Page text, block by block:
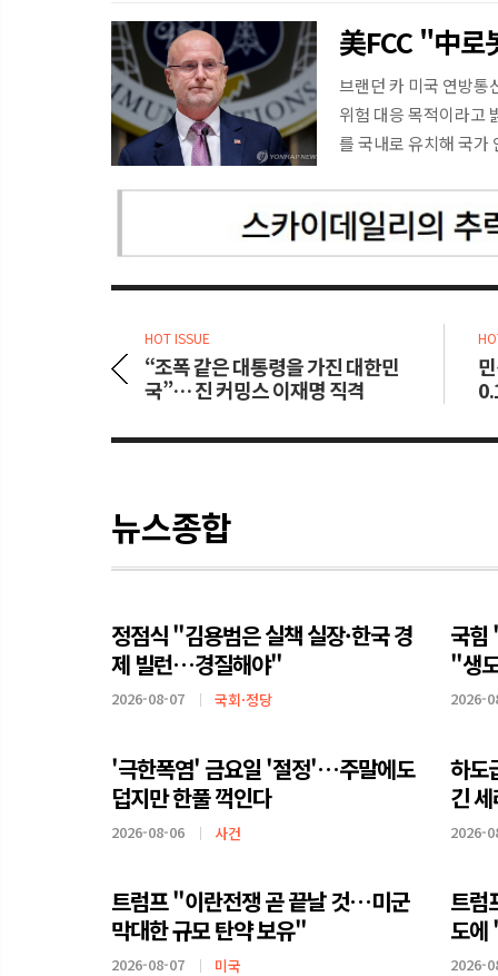
美FCC "中로
브랜던 카 미국 연방통
위험 대응 목적이라고
를 국내로 유치해 국가
HOT ISSUE
“조폭 같은 대통령을 가진 대한민
국”… 진 커밍스 이재명 직격
뉴스종합
정점식 "김용범은 실책 실장·한국 경
제 빌런…경질해야"
2026-08-07 국회·정당
국힘
"생
2026-
'극한폭염' 금요일 '절정'…주말에도
덥지만 한풀 꺽인다
2026-08-06 사건
하도
긴
2026-
트럼프 "이란전쟁 곧 끝날 것…미군
막대한 규모 탄약 보유"
2026-08-07 미국
트럼
도에
2026-